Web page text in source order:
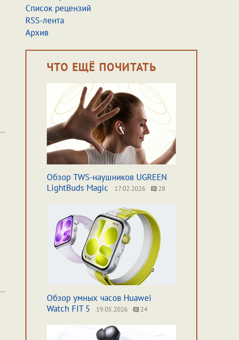
Список рецензий
RSS-лента
Архив
ЧТО ЕЩЁ ПОЧИТАТЬ
Обзор TWS-наушников UGREEN
LightBuds Magic
17.02.2026 28
Обзор умных часов Huawei
Watch FIT 5
19.05.2026 24